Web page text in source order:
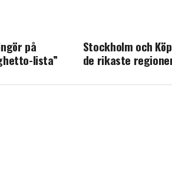
Stockholm och
de rikaste
på
lista”